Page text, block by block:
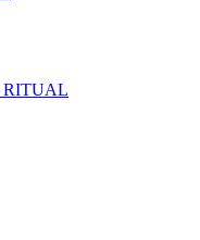
RITUAL